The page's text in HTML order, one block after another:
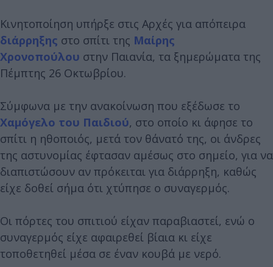
Κινητοποίηση υπήρξε στις Αρχές για απόπειρα
διάρρηξης στο σπίτι της Μαίρης
Χρονοπούλου στην Παιανία, τα ξημερώματα της
Πέμπτης 26 Οκτωβρίου.
Σύμφωνα με την ανακοίνωση που εξέδωσε το
Χαμόγελο του Παιδιού, στο οποίο κι άφησε το
σπίτι η ηθοποιός, μετά τον θάνατό της, οι άνδρες
της αστυνομίας έφτασαν αμέσως στο σημείο, για να
διαπιστώσουν αν πρόκειται για διάρρηξη, καθώς
είχε δοθεί σήμα ότι χτύπησε ο συναγερμός.
Οι πόρτες του σπιτιού είχαν παραβιαστεί, ενώ ο
συναγερμός είχε αφαιρεθεί βίαια κι είχε
τοποθετηθεί μέσα σε έναν κουβά με νερό.